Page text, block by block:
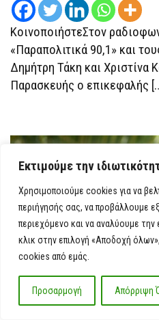
Εκτιμούμε την
Χρησιμοποιούμε cookies για να
περιήγησής σας, να προβάλλουμε
περιεχόμενο και να αναλύουμε
κλικ στην επιλογή «Αποδοχή
cookies από εμάς.
Προσαρμογή Απόρριψη
ΚοινοποιήστεΣτον
«Παραπολιτικά 90,1» και
Δημήτρη Τάκη και Χριστίνα
Παρασκευής ο επικεφαλής